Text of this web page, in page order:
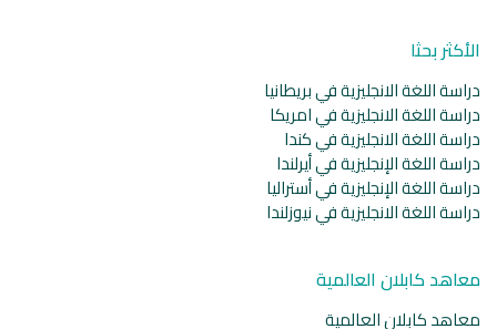
الأكثر بحثا
دراسة اللغة الانجليزية في بريطانيا
دراسة اللغة الانجليزية في امريكا
دراسة اللغة الانجليزية في كندا
دراسة اللغة الإنجليزية في أيرلندا
دراسة اللغة الإنجليزية في أستراليا
دراسة اللغة الانجليزية في نيوزلندا
معاهد كابلان العالمية
معاهد كابلان العالمية